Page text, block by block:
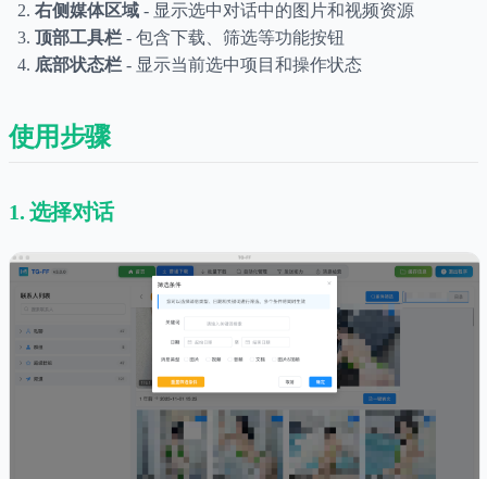
右侧媒体区域 - 显示选中对话中的图片和视频资源
顶部工具栏 - 包含下载、筛选等功能按钮
底部状态栏 - 显示当前选中项目和操作状态
使用步骤
1. 选择对话